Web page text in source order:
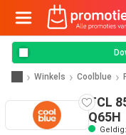
Winkels Coolblue
TCL
Q65H